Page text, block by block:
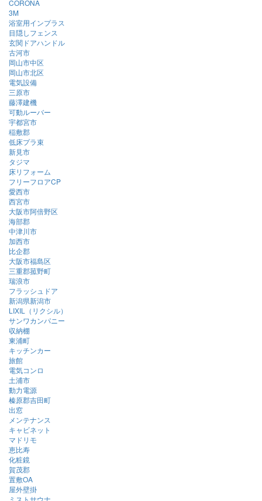
CORONA
3M
浴室用インプラス
目隠しフェンス
玄関ドアハンドル
古河市
岡山市中区
岡山市北区
電気設備
三原市
藤澤建機
可動ルーバー
宇都宮市
稲敷郡
低床プラ束
新見市
タジマ
床リフォーム
フリーフロアCP
愛西市
西宮市
大阪市阿倍野区
海部郡
中津川市
加西市
比企郡
大阪市福島区
三重郡菰野町
瑞浪市
フラッシュドア
新潟県新潟市
LIXIL（リクシル）
サンワカンパニー
収納棚
東浦町
キッチンカー
旅館
電気コンロ
土浦市
動力電源
榛原郡吉田町
出窓
メンテナンス
キャビネット
マドリモ
恵比寿
化粧鏡
賀茂郡
置敷OA
屋外壁掛
ミストサウナ